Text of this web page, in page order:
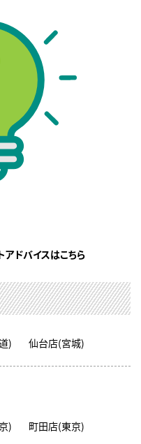
ドバイスはこちら
) 仙台店(宮城)
)
町田店(東京)